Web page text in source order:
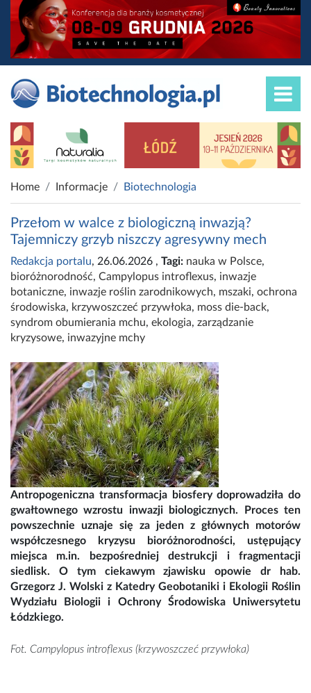
Home Informacje Biotechnologia
Przełom w walce z biologiczną inwazją?
Tajemniczy grzyb niszczy agresywny mech
Redakcja portalu, 26.06.2026 , Tagi: nauka w Polsce,
bioróżnorodność, Campylopus introflexus, inwazje
botaniczne, inwazje roślin zarodnikowych, mszaki, ochrona
środowiska, krzywoszczeć przywłoka, moss die-back,
syndrom obumierania mchu, ekologia, zarządzanie
kryzysowe, inwazyjne mchy
Antropogeniczna transformacja biosfery doprowadziła do
gwałtownego wzrostu inwazji biologicznych. Proces ten
powszechnie uznaje się za jeden z głównych motorów
współczesnego kryzysu bioróżnorodności, ustępujący
miejsca m.in. bezpośredniej destrukcji i fragmentacji
siedlisk. O tym ciekawym zjawisku opowie dr hab.
Grzegorz J. Wolski z Katedry Geobotaniki i Ekologii Roślin
Wydziału Biologii i Ochrony Środowiska Uniwersytetu
Łódzkiego.
Fot. Campylopus introflexus (krzywoszczeć przywłoka)